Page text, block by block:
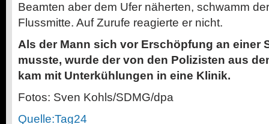
Beamten aber dem Ufer näherten, schwamm
Flussmitte. Auf Zurufe reagierte er nicht.
Als der Mann sich vor Erschöpfung an einer
musste, wurde der von den Polizisten aus
kam mit Unterkühlungen in eine Klinik.
Fotos: Sven Kohls/SDMG/dpa
Quelle:Tag24